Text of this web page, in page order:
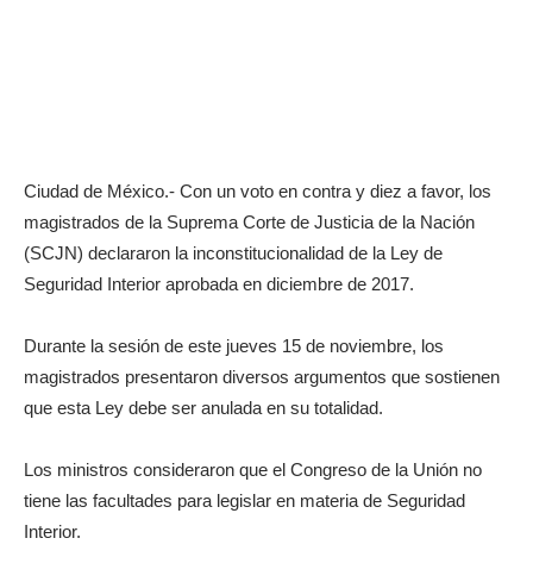
Ciudad de México.- Con un voto en contra y diez a favor, los
magistrados de la Suprema Corte de Justicia de la Nación
(SCJN) declararon la inconstitucionalidad de la Ley de
Seguridad Interior aprobada en diciembre de 2017.
Durante la sesión de este jueves 15 de noviembre, los
magistrados presentaron diversos argumentos que sostienen
que esta Ley debe ser anulada en su totalidad.
Los ministros consideraron que el Congreso de la Unión no
tiene las facultades para legislar en materia de Seguridad
Interior.